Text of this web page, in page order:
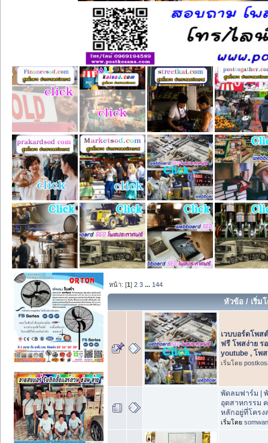
หน้า: [1]2 3 ... 144
หัวข้อ / เริ่ม
เวบบอร์ดโพส
ฟรี โพสง่าย ร
youtube , โพ
เริ่มโดย
พัดลมฟาร์ม |
อุตสาหกรรม
หลักอยู่ที่โครง
เริ่มโดย